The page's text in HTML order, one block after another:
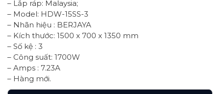
– Lắp ráp: Malaysia;
– Model: HDW-15SS-3
– Nhãn hiệu : BERJAYA
– Kích thước: 1500 x 700 x 1350 mm
– Số kệ : 3
– Công suất: 1700W
– Amps : 7.23A
– Hàng mới.